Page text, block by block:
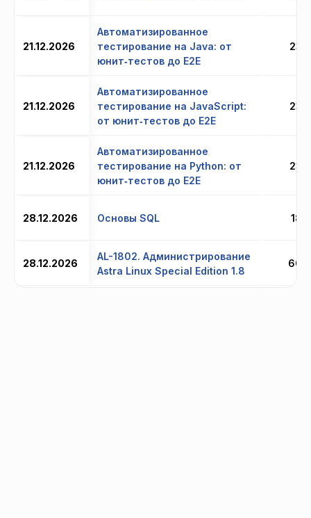
21.12.2026
Автоматизированное
тестирование на Java: от
юнит‑тестов до E2E
23
21.12.2026
Автоматизированное
тестирование на JavaScript:
от юнит‑тестов до E2E
23
21.12.2026
Автоматизированное
тестирование на Python: от
юнит‑тестов до E2E
23
28.12.2026 Основы SQL 18
28.12.2026
AL-1802. Администрирование
Astra Linux Special Edition 1.8
60